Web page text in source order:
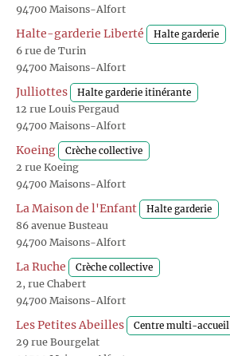
94700 Maisons-Alfort
Halte-garderie Liberté Halte garderie
6 rue de Turin
94700 Maisons-Alfort
Julliottes Halte garderie itinérante
12 rue Louis Pergaud
94700 Maisons-Alfort
Koeing Crèche collective
2 rue Koeing
94700 Maisons-Alfort
La Maison de l'Enfant Halte garderie
86 avenue Busteau
94700 Maisons-Alfort
La Ruche Crèche collective
2, rue Chabert
94700 Maisons-Alfort
Les Petites Abeilles Centre multi-accueil
29 rue Bourgelat